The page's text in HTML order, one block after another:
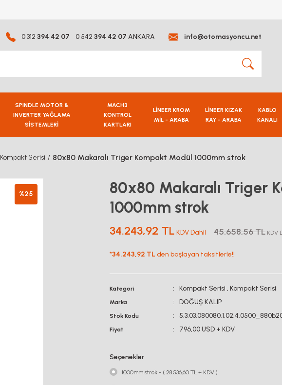
0 312 394 42 07 0 542 394 42 07 ANKARA info@otomasyoncu.net
SPINDLE MOTOR &
INVERTER YAĞLAMA
SİSTEMLERİ
MACH3
KONTROL
KARTLARI
LİNEER KROM
MİL - ARABA
LİNEER KIZAK
RAY - ARABA
KABLO
KANALI
Kompakt Serisi 80x80 Makaralı Triger Kompakt Modül 1000mm strok
%25
80x80 Makaralı Triger
1000mm strok
34.243,92 TL KDV Dahil 45.658,56 TL KDV
*34.243,92 TL den başlayan taksitlerle!!
Kategori Kompakt Serisi , Kompakt Serisi
Marka DOĞUŞ KALIP
Stok Kodu
Fiyat 796,00 USD + KDV
Seçenekler
1000mm strok - ( 28.536,60 TL + KDV )